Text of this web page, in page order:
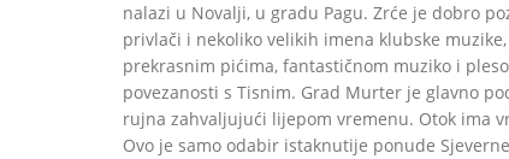
nalazi u Novalji, u gradu Pagu. Zrće je dobro
privlači i nekoliko velikih imena klubske
prekrasnim pićima, fantastičnom muziko i
povezanosti s Tisnim. Grad Murter je glavno
rujna zahvaljujući lijepom vremenu. Otok ima
Ovo je samo odabir istaknutije ponude